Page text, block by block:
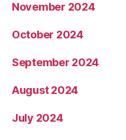
November 2024
October 2024
September 2024
August 2024
July 2024